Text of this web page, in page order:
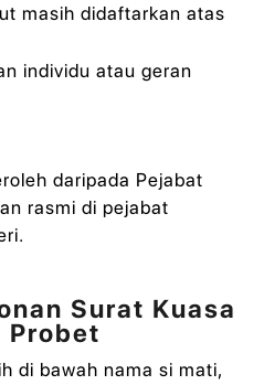
masih didaftarkan atas
individu atau geran
daripada Pejabat
rasmi di pejabat
Surat Kuasa
Probet
di bawah nama si mati,